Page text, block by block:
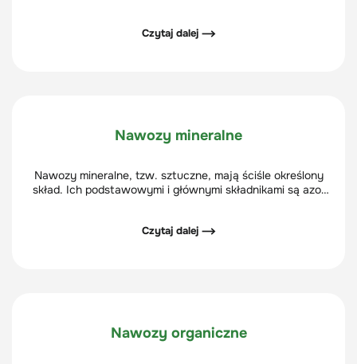
Czytaj dalej ⟶
Nawozy mineralne
Nawozy mineralne, tzw. sztuczne, mają ściśle określony
skład. Ich podstawowymi i głównymi składnikami są azot
Czytaj dalej ⟶
Nawozy organiczne